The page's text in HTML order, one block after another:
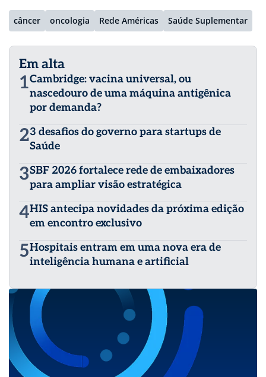
câncer oncologia Rede Américas Saúde Suplementar
Em alta
1Cambridge: vacina universal, ou
nascedouro de uma máquina antigênica
por demanda?
23 desafios do governo para startups de
Saúde
3SBF 2026 fortalece rede de embaixadores
para ampliar visão estratégica
4HIS antecipa novidades da próxima edição
em encontro exclusivo
5Hospitais entram em uma nova era de
inteligência humana e artificial